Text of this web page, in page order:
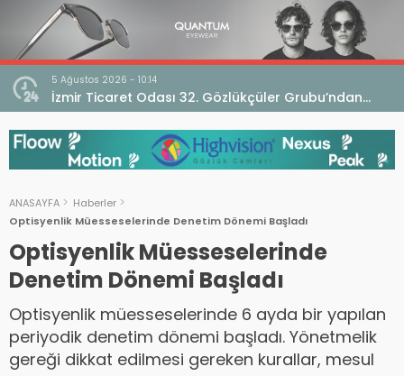
5 Ağustos 2026 - 10:14
İzmir Ticaret Odası 32. Gözlükçüler Grubu’ndan
TEBD II DigitaliSME Dijital Dönüşüm Projesi açıklaması
ANASAYFA
Haberler
Optisyenlik Müesseselerinde Denetim Dönemi Başladı
Optisyenlik Müesseselerinde
Denetim Dönemi Başladı
Optisyenlik müesseselerinde 6 ayda bir yapılan
periyodik denetim dönemi başladı. Yönetmelik
gereği dikkat edilmesi gereken kurallar, mesul